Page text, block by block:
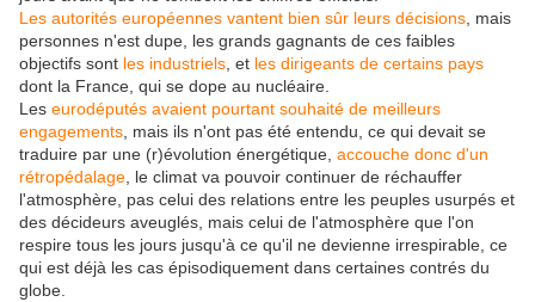
Les autorités européennes vantent bien sûr leurs décisions , mais
personnes n'est dupe, les grands gagnants de ces faibles
objectifs sont les industriels , et les dirigeants de certains pays
dont la France, qui se dope au nucléaire.
Les eurodéputés avaient pourtant souhaité de meilleurs
engagements , mais ils n'ont pas été entendu, ce qui devait se
traduire par une (r)évolution énergétique, accouche donc d'un
rétropédalage , le climat va pouvoir continuer de réchauffer
l'atmosphère, pas celui des relations entre les peuples usurpés et
des décideurs aveuglés, mais celui de l'atmosphère que l'on
respire tous les jours jusqu'à ce qu'il ne devienne irrespirable, ce
qui est déjà les cas épisodiquement dans certaines contrés du
globe.